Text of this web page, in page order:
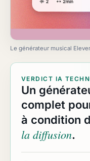
Le générateur musical
VERDICT IA
Un
complet
à condition
la diffusion.